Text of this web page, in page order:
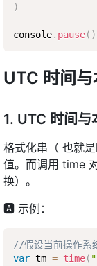
)
console. pause( )
UTC 时间与
1. UTC 时间
格式化串（ 也就
值。而调用 time
换）。
🅰 示例：
//假设当前操作系
var tm = time(